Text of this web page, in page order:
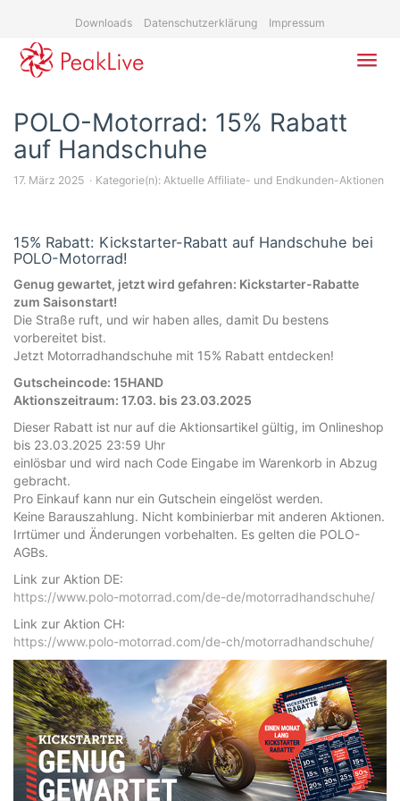
content
Downloads Datenschutzerklärung Impressum
POLO-Motorrad: 15% Rabatt
auf Handschuhe
17. März 2025 Kategorie(n): Aktuelle Affiliate- und Endkunden-Aktionen
15% Rabatt: Kickstarter-Rabatt auf Handschuhe bei
POLO-Motorrad!
Genug gewartet, jetzt wird gefahren: Kickstarter-Rabatte
zum Saisonstart!
Die Straße ruft, und wir haben alles, damit Du bestens
vorbereitet bist.
Jetzt Motorradhandschuhe mit 15% Rabatt entdecken!
Gutscheincode: 15HAND
Aktionszeitraum: 17.03. bis 23.03.2025
Dieser Rabatt ist nur auf die Aktionsartikel gültig, im Onlineshop
bis 23.03.2025 23:59 Uhr
einlösbar und wird nach Code Eingabe im Warenkorb in Abzug
gebracht.
Pro Einkauf kann nur ein Gutschein eingelöst werden.
Keine Barauszahlung. Nicht kombinierbar mit anderen Aktionen.
Irrtümer und Änderungen vorbehalten. Es gelten die POLO-
AGBs.
Link zur Aktion DE:
https://www.polo-motorrad.com/de-de/motorradhandschuhe/
Link zur Aktion CH:
https://www.polo-motorrad.com/de-ch/motorradhandschuhe/